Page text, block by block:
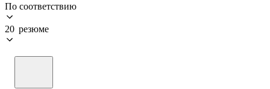
По соответствию
20 резюме